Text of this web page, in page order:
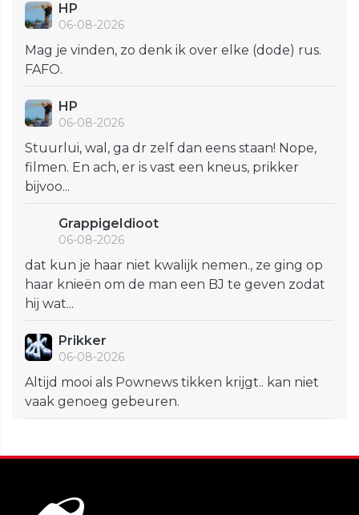
HP
06-08-2026
Mag je vinden, zo denk ik over elke (dode) rus.
FAFO.
HP
06-08-2026
Stuurlui, wal, ga dr zelf dan eens staan! Nope,
filmen. En ach, er is vast een kneus, prikker
bijvoo...
GrappigeIdioot
06-08-2026
dat kun je haar niet kwalijk nemen., ze ging op
haar knieën om de man een BJ te geven zodat
hij wat...
Prikker
06-08-2026
Altijd mooi als Pownews tikken krijgt.. kan niet
vaak genoeg gebeuren.